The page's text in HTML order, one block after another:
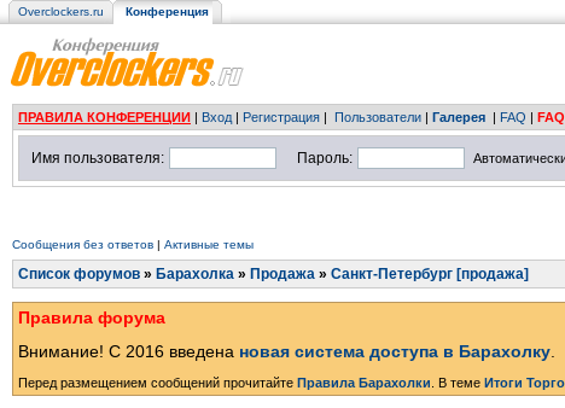
Overclockers.ru Конференция
ПРАВИЛА КОНФЕРЕНЦИИ | Вход | Регистрация | Пользователи | Галерея | FAQ |
Имя пользователя: Пароль:
Сообщения без ответов | Активные темы
Список форумов » Барахолка » Продажа » Санкт-Петербург [продажа]
Правила форума
Внимание! С 2016 введена новая система доступа в Барахолку.
Перед размещением сообщений прочитайте Правила Барахолки . В теме Итоги